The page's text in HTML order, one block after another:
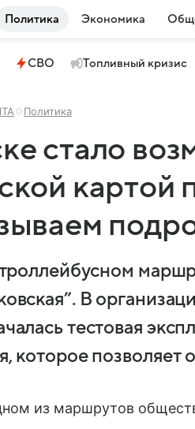
Политика Экономика
СВО Топливный кризис
Политика
стало
картой
троллейбусном
В
тестовая
которое позволяет
из маршрутов